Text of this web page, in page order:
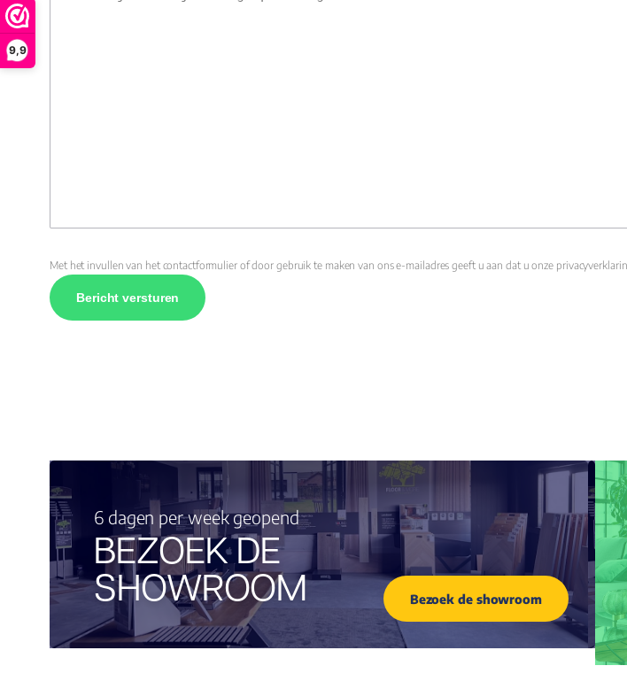
9,9
Met het invullen van het contactformulier of door gebruik te maken van ons e-mailadres geeft u aan dat u onze
6 dagen per week geopend
BEZOEK DE
SHOWROOM Bezoek de showroom